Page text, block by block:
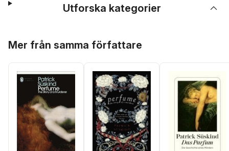
Utforska kategorier
Mer från samma författare